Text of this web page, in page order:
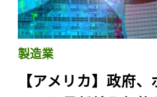
製造業
【アメリカ】政府